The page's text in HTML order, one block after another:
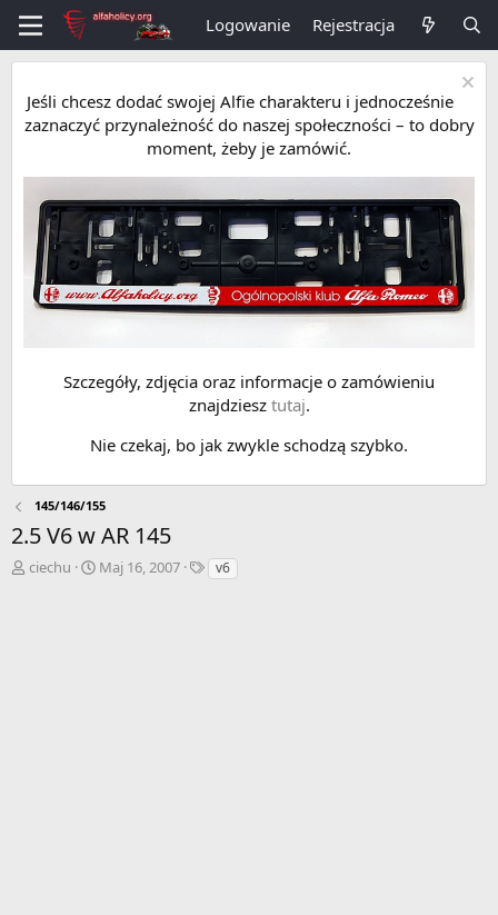
Logowanie Rejestracja
Jeśli chcesz dodać swojej Alfie charakteru i jednocześnie
zaznaczyć przynależność do naszej społeczności – to dobry
moment, żeby je zamówić.
Szczegóły, zdjęcia oraz informacje o zamówieniu
znajdziesz tutaj.
Nie czekaj, bo jak zwykle schodzą szybko.
145/146/155
2.5 V6 w AR 145
A
ciechu
D
Maj 16, 2007
Tv6